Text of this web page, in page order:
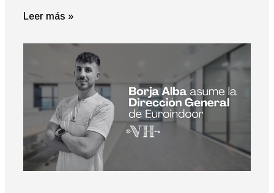
Leer más »